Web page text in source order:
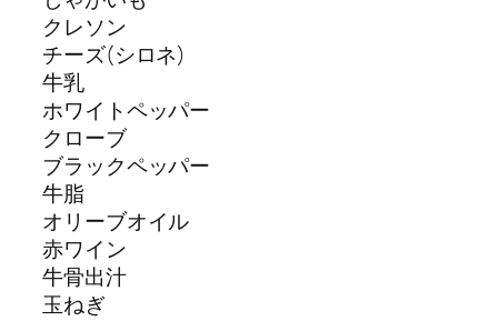
クレソン
チーズ(シロネ)
牛乳
ホワイトペッパー
クローブ
ブラックペッパー
牛脂
オリーブオイル
赤ワイン
牛骨出汁
玉ねぎ